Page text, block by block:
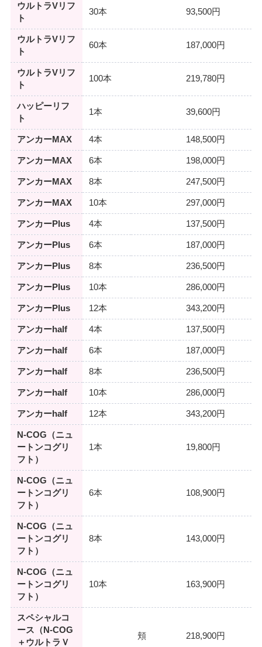
ウルトラVリフ
ト
30本 93,500円
ウルトラVリフ
ト
60本 187,000円
ウルトラVリフ
ト
100本 219,780円
ハッピーリフ
ト
1本 39,600円
アンカーMAX 4本 148,500円
アンカーMAX 6本 198,000円
アンカーMAX 8本 247,500円
アンカーMAX 10本 297,000円
アンカーPlus 4本 137,500円
アンカーPlus 6本 187,000円
アンカーPlus 8本 236,500円
アンカーPlus 10本 286,000円
アンカーPlus 12本 343,200円
アンカーhalf 4本 137,500円
アンカーhalf 6本 187,000円
アンカーhalf 8本 236,500円
アンカーhalf 10本 286,000円
アンカーhalf 12本 343,200円
N-COG（ニュ
ートンコグリ
フト）
1本 19,800円
N-COG（ニュ
ートンコグリ
フト）
6本 108,900円
N-COG（ニュ
ートンコグリ
フト）
8本 143,000円
N-COG（ニュ
ートンコグリ
フト）
10本 163,900円
スペシャルコ
ース（N-COG
＋ウルトラＶ
頬 218,900円